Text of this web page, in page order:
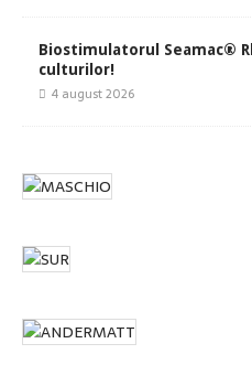
Biostimulatorul Seamac®
culturilor!
4 august 2026